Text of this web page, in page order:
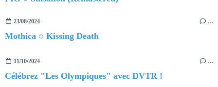
23/08/2024 …
Mothica ○ Kissing Death
11/10/2024 …
Célébrez "Les Olympiques" avec DVTR !